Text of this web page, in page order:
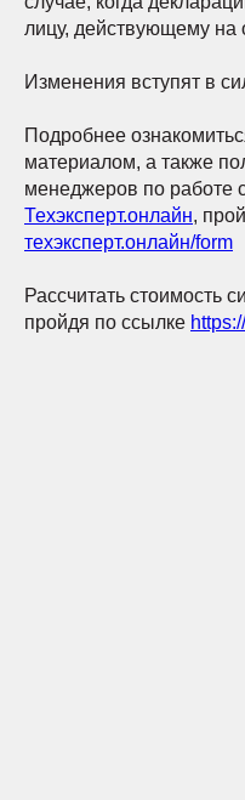
лицу, действующему на
Изменения вступят в
Подробнее
материалом, а также
менеджеров по работе
Техэксперт.онлайн,
техэксперт.онлайн/form
Рассчитать стоимость
пройдя по ссылке